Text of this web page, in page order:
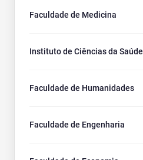
Faculdade de Medicina
Instituto de Ciências da Saúde
Faculdade de Humanidades
Faculdade de Engenharia